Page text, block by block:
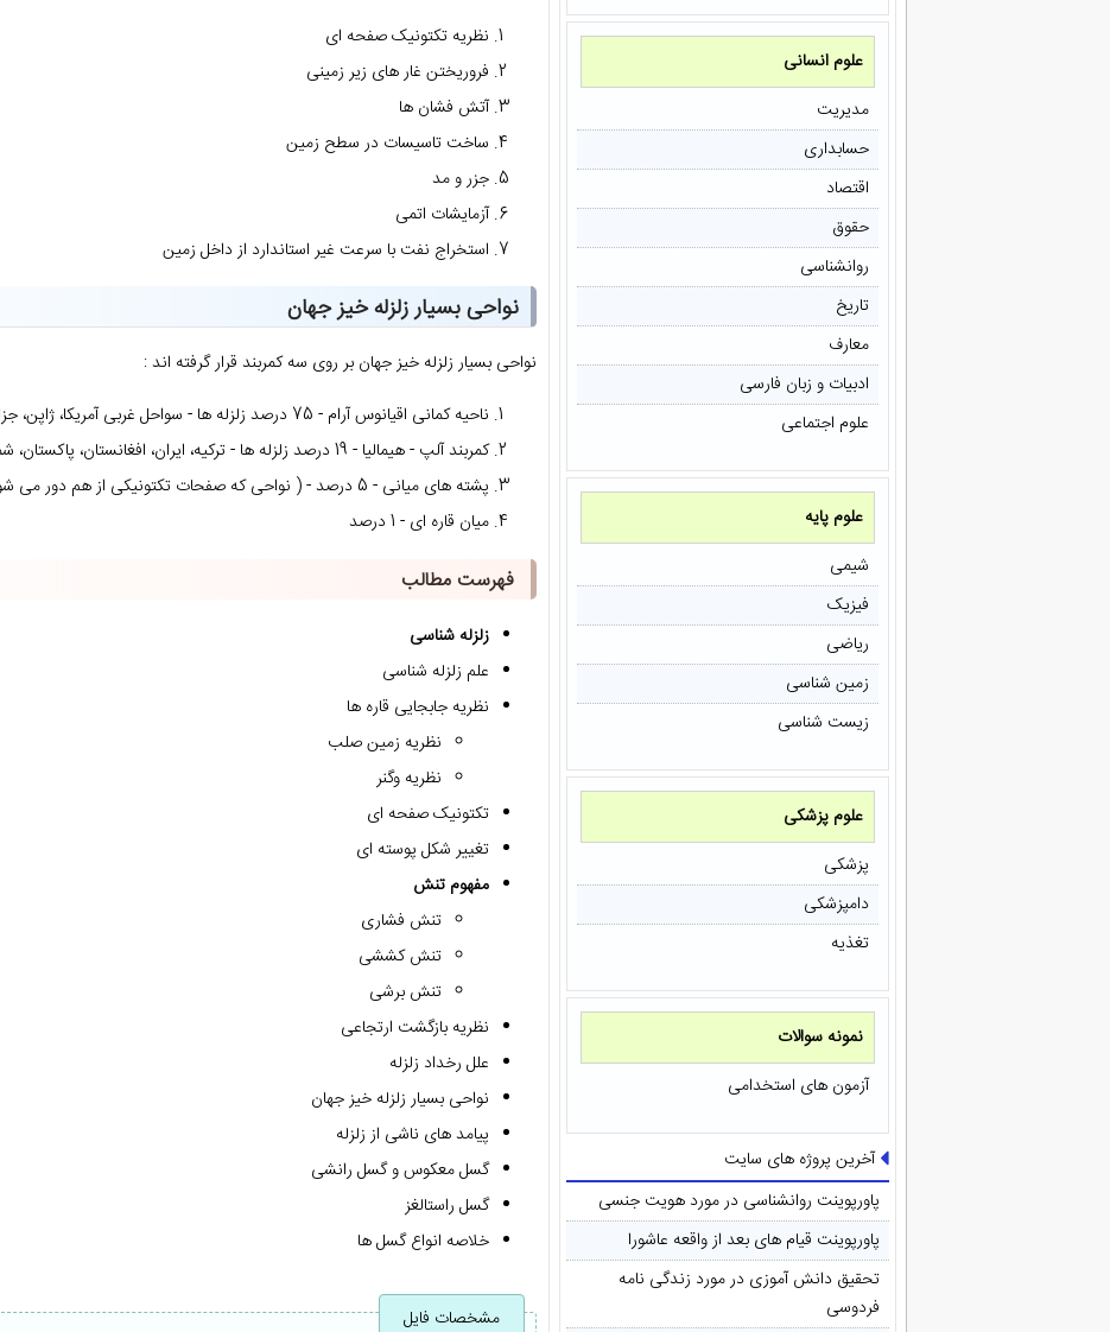
علوم انسانی
مدیریت
حسابداری
اقتصاد
حقوق
روانشناسی
تاریخ
معارف
ادبیات و زبان فارسی
علوم اجتماعی
علوم پایه
شیمی
فیزیک
ریاضی
زمین شناسی
زیست شناسی
علوم پزشکی
پزشکی
دامپزشکی
تغذیه
نمونه سوالات
آزمون های استخدامی
آخرین پروژه های سایت
پاورپوینت روانشناسی در مورد هویت جنسی
پاورپوینت قیام های بعد از واقعه عاشورا
تحقیق دانش آموزی در مورد زندگی نامه
فردوسی
نظریه تکتونیک صفحه ای
فروریختن غار های زیر زمینی
آتش فشان ها
ساخت تاسیسات در سطح زمین
جزر و مد
آزمایشات اتمی
استخراج نفت با سرعت غیر استاندارد از داخل زمین
نواحی بسیار زلزله خیز جهان
نواحی بسیار زلزله خیز جهان بر روی سه کمربند قرار گرفته اند :
ناحیه کمانی اقیانوس آرام - 75 درصد زلزله ها - سواحل غربی آمریکا، ژاپن، جزایر تایوان و....
کمربند آلپ - هیمالیا - 19 درصد زلزله ها - ترکیه، ایران، افغانستان، پاکستان، شمال هند و...
پشته های میانی - 5 درصد - ( نواحی که صفحات تکتونیکی از هم دور می شوند)
میان قاره ای - 1 درصد
فهرست مطالب
زلزله شناسی
علم زلزله شناسی
نظریه جابجایی قاره ها
نظریه زمین صلب
نظریه وگنر
تکتونیک صفحه ای
تغییر شکل پوسته ای
مفهوم تنش
تنش فشاری
تنش کششی
تنش برشی
نظریه بازگشت ارتجاعی
علل رخداد زلزله
نواحی بسیار زلزله خیز جهان
پیامد های ناشی از زلزله
گسل معکوس و گسل رانشی
گسل راستالغز
خلاصه انواع گسل ها
مشخصات فایل